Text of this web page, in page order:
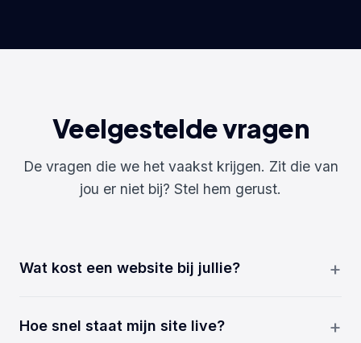
Veelgestelde vragen
De vragen die we het vaakst krijgen. Zit die van
jou er niet bij? Stel hem gerust.
Wat kost een website bij jullie?
projecten liggen tussen de €990 en €2980, en de
Hoe snel staat mijn site live?